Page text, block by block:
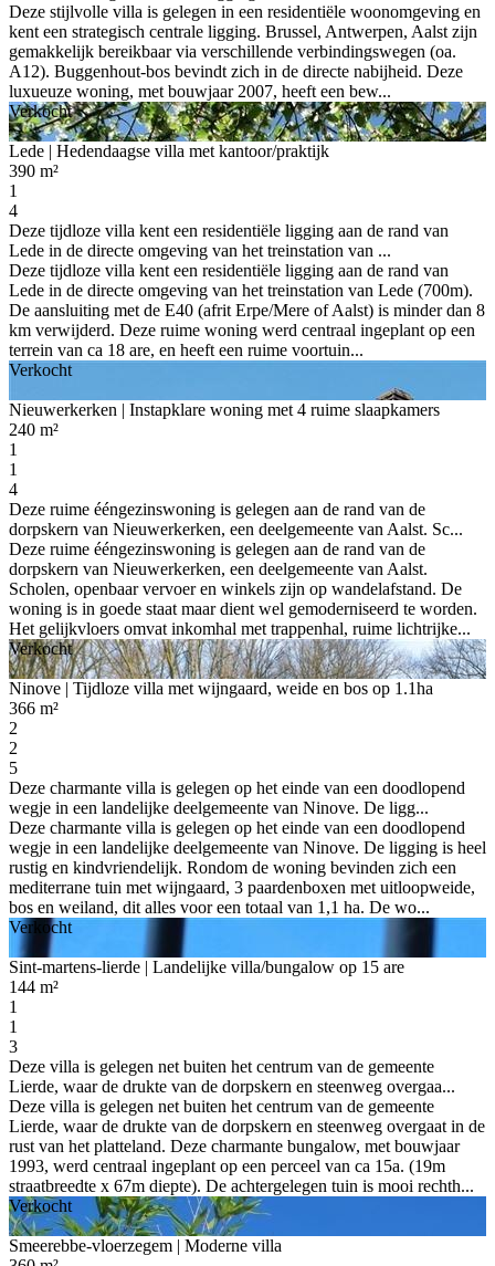
Deze stijlvolle villa is gelegen in een residentiële woonomgeving en
kent een strategisch centrale ligging. Brussel, Antwerpen, Aalst zijn
gemakkelijk bereikbaar via verschillende verbindingswegen (oa.
A12). Buggenhout-bos bevindt zich in de directe nabijheid. Deze
luxueuze woning, met bouwjaar 2007, heeft een bew...
Verkocht
Lede | Hedendaagse villa met kantoor/praktijk
390 m²
1
4
Deze tijdloze villa kent een residentiële ligging aan de rand van
Lede in de directe omgeving van het treinstation van ...
Deze tijdloze villa kent een residentiële ligging aan de rand van
Lede in de directe omgeving van het treinstation van Lede (700m).
De aansluiting met de E40 (afrit Erpe/Mere of Aalst) is minder dan 8
km verwijderd. Deze ruime woning werd centraal ingeplant op een
terrein van ca 18 are, en heeft een ruime voortuin...
Verkocht
Nieuwerkerken | Instapklare woning met 4 ruime slaapkamers
240 m²
1
1
4
Deze ruime ééngezinswoning is gelegen aan de rand van de
dorpskern van Nieuwerkerken, een deelgemeente van Aalst. Sc...
Deze ruime ééngezinswoning is gelegen aan de rand van de
dorpskern van Nieuwerkerken, een deelgemeente van Aalst.
Scholen, openbaar vervoer en winkels zijn op wandelafstand. De
woning is in goede staat maar dient wel gemoderniseerd te worden.
Het gelijkvloers omvat inkomhal met trappenhal, ruime lichtrijke...
Verkocht
Ninove | Tijdloze villa met wijngaard, weide en bos op 1.1ha
366 m²
2
2
5
Deze charmante villa is gelegen op het einde van een doodlopend
wegje in een landelijke deelgemeente van Ninove. De ligg...
Deze charmante villa is gelegen op het einde van een doodlopend
wegje in een landelijke deelgemeente van Ninove. De ligging is heel
rustig en kindvriendelijk. Rondom de woning bevinden zich een
mediterrane tuin met wijngaard, 3 paardenboxen met uitloopweide,
bos en weiland, dit alles voor een totaal van 1,1 ha. De wo...
Verkocht
Sint-martens-lierde | Landelijke villa/bungalow op 15 are
144 m²
1
1
3
Deze villa is gelegen net buiten het centrum van de gemeente
Lierde, waar de drukte van de dorpskern en steenweg overgaa...
Deze villa is gelegen net buiten het centrum van de gemeente
Lierde, waar de drukte van de dorpskern en steenweg overgaat in de
rust van het platteland. Deze charmante bungalow, met bouwjaar
1993, werd centraal ingeplant op een perceel van ca 15a. (19m
straatbreedte x 67m diepte). De achtergelegen tuin is mooi rechth...
Verkocht
Smeerebbe-vloerzegem | Moderne villa